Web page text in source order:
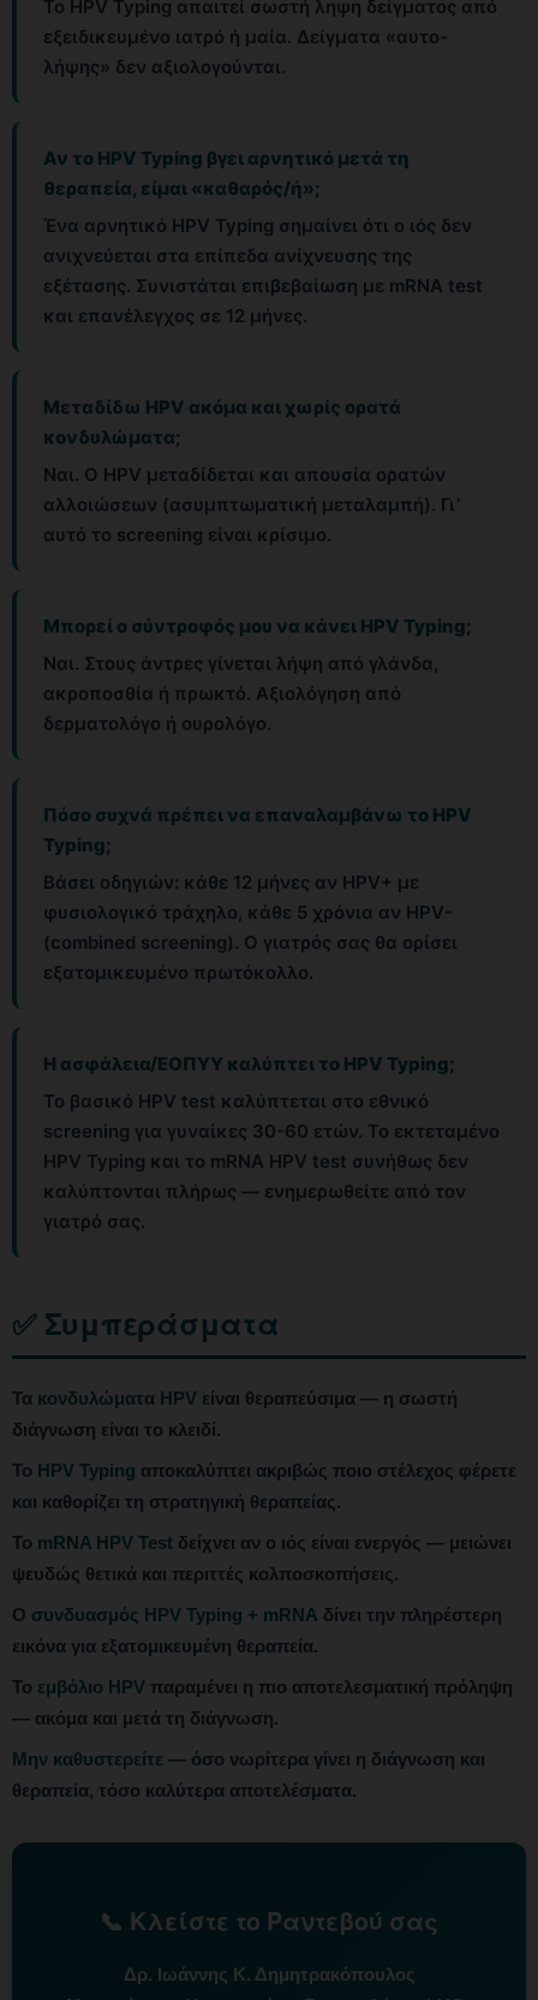
Το HPV Typing απαιτεί σωστή ληψη δείγματος από
εξειδικευμένο ιατρό ή μαία. Δείγματα «αυτο-
λήψης» δεν αξιολογούνται.
Αν το HPV Typing βγει αρνητικό μετά τη
θεραπεία, είμαι «καθαρός/ή»;
Ένα αρνητικό HPV Typing σημαίνει ότι ο ιός δεν
ανιχνεύεται στα επίπεδα ανίχνευσης της
εξέτασης. Συνιστάται επιβεβαίωση με mRNA test
και επανέλεγχος σε 12 μήνες.
Μεταδίδω HPV ακόμα και χωρίς ορατά
κονδυλώματα;
Ναι. Ο HPV μεταδίδεται και απουσία ορατών
αλλοιώσεων (ασυμπτωματική μεταλαμπή). Γι’
αυτό το screening είναι κρίσιμο.
Μπορεί ο σύντροφός μου να κάνει HPV Typing;
Ναι. Στους άντρες γίνεται λήψη από γλάνδα,
ακροποσθία ή πρωκτό. Αξιολόγηση από
δερματολόγο ή ουρολόγο.
Πόσο συχνά πρέπει να επαναλαμβάνω το HPV
Typing;
Βάσει οδηγιών: κάθε 12 μήνες αν HPV+ με
φυσιολογικό τράχηλο, κάθε 5 χρόνια αν HPV-
(combined screening). Ο γιατρός σας θα ορίσει
εξατομικευμένο πρωτόκολλο.
Η ασφάλεια/ΕΟΠΥΥ καλύπτει το HPV Typing;
Το βασικό HPV test καλύπτεται στο εθνικό
screening για γυναίκες 30-60 ετών. Το εκτεταμένο
HPV Typing και το mRNA HPV test συνήθως δεν
καλύπτονται πλήρως — ενημερωθείτε από τον
γιατρό σας.
✅ Συμπεράσματα
Τα κονδυλώματα HPV είναι θεραπεύσιμα — η σωστή
διάγνωση είναι το κλειδί.
Το HPV Typing αποκαλύπτει ακριβώς ποιο στέλεχος φέρετε
και καθορίζει τη στρατηγική θεραπείας.
Το mRNA HPV Test δείχνει αν ο ιός είναι ενεργός — μειώνει
ψευδώς θετικά και περιττές κολποσκοπήσεις.
Ο συνδυασμός HPV Typing + mRNA δίνει την πληρέστερη
εικόνα για εξατομικευμένη θεραπεία.
Το εμβόλιο HPV παραμένει η πιο αποτελεσματική πρόληψη
— ακόμα και μετά τη διάγνωση.
Μην καθυστερείτε — όσο νωρίτερα γίνει η διάγνωση και
θεραπεία, τόσο καλύτερα αποτελέσματα.
📞 Κλείστε το Ραντεβού σας
Δρ. Ιωάννης Κ. Δημητρακόπουλος